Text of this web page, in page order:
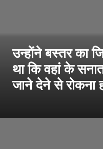
उन्होंने बस्तर का
था कि वहां के
जाने देने से रोकना